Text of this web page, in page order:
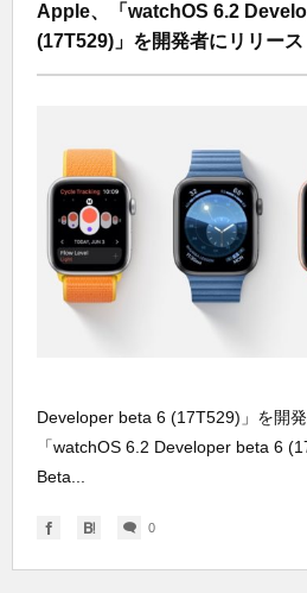
Apple、「watchOS 6.2
(17T529)」を開発者にリリース
Developer beta 6 (17T529)」を開
「watchOS 6.2 Developer beta 6
Beta...
0